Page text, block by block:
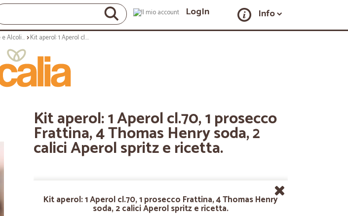
LogIn Info
Acqua, Bibite e Alcolici Kit aperol: 1 Aperol cl.70, 1 prosecco Frattina, 4 Thomas Henry soda, 2 calici Aperol spritz e ricetta.
Kit aperol: 1 Aperol cl.70, 1 prosecco
Frattina, 4 Thomas Henry soda, 2
calici Aperol spritz e ricetta.
Kit aperol: 1 Aperol cl.70, 1 prosecco Frattina, 4 Thomas Henry
soda, 2 calici Aperol spritz e ricetta.